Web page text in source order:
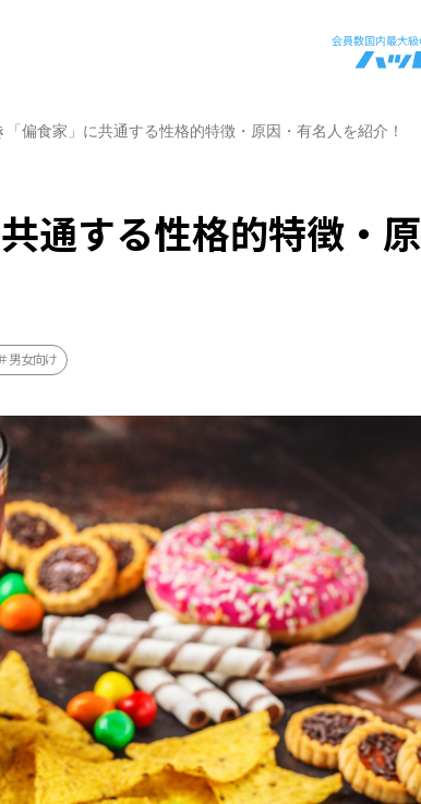
「偏食家」に共通する性格的特徴・原因・有名人を紹介！
通する性格的特徴・原
男女向け